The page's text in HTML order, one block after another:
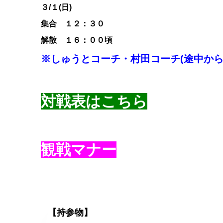
３/１(日)
集合 １２ ：３０
解散 １６：００頃
※しゅうとコーチ・村田コーチ(途中か
対戦表はこちら
観戦マナー
【持参物】